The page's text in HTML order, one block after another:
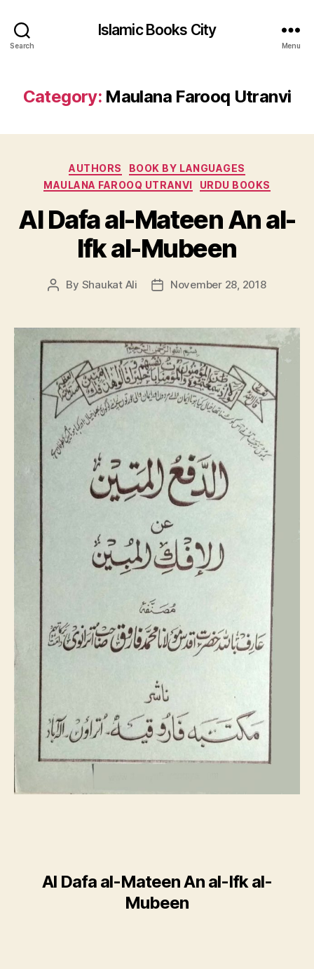
Search
Islamic Books City
Menu
Category: Maulana Farooq Utranvi
Categories
AUTHORS
BOOK BY LANGUAGES
MAULANA FAROOQ UTRANVI
URDU BOOKS
Al Dafa al-Mateen An al-
Ifk al-Mubeen
Post
By Shaukat Ali
PostNovember 28, 2018
Al Dafa al-Mateen An al-Ifk al-
Mubeen